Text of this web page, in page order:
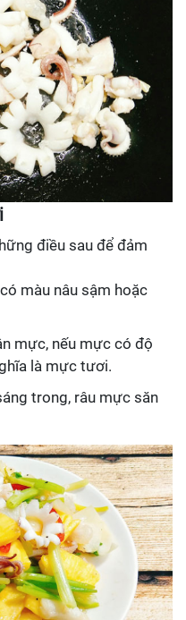
điều sau để đảm
màu nâu sậm hoặc
mực, nếu mực có độ
là mực tươi.
trong, râu mực săn